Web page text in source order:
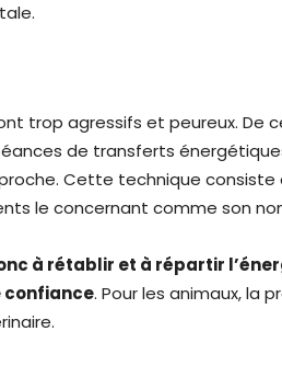
trop agressifs et peureux. De
de transferts
Cette technique
le concernant comme son
à rétablir et à répartir
confiance. Pour les animaux, la